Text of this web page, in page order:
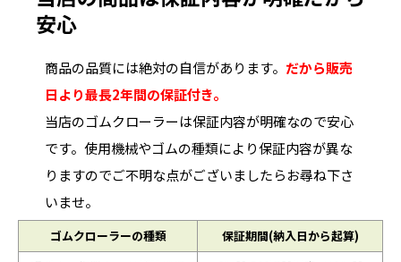
安心
商品の品質には絶対の自信があります。 だから販売
日より最長2年間の保証付き。
当店のゴムクローラーは保証内容が明確なので安心
です。使用機械やゴムの種類により保証内容が異な
りますのでご不明な点がございましたらお尋ね下さ
いませ。
ゴムクローラーの種類
保証期間(納入日から起算)